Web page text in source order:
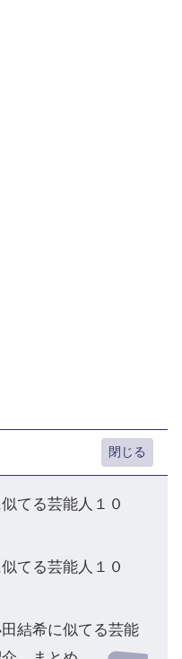
てる芸能人１０
てる芸能人１０
結希に似てる芸能